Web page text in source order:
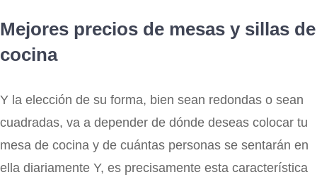
Mejores precios de mesas y sillas de
cocina
Y la elección de su forma, bien sean redondas o sean
cuadradas, va a depender de dónde deseas colocar tu
mesa de cocina y de cuántas personas se sentarán en
ella diariamente Y, es precisamente esta característica